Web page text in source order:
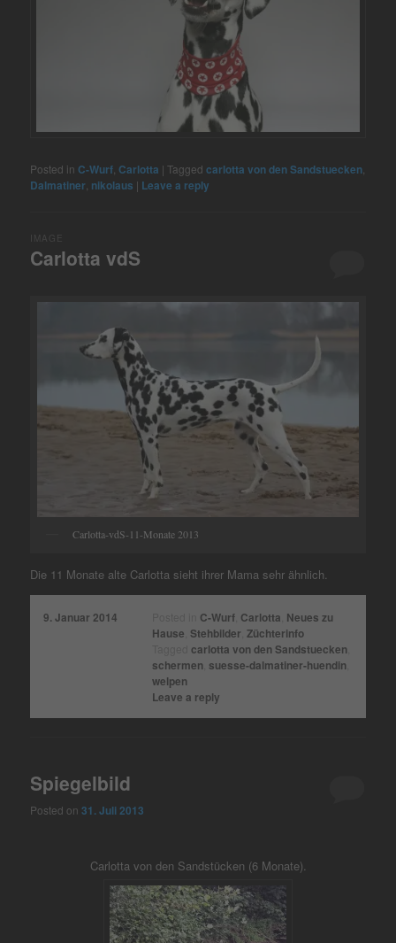
Posted in C-Wurf ,Carlotta |Tagged carlotta von den Sandstuecken
Dalmatiner nikolaus | Leave a reply
Carlotta vdS
IMAGE
Carlotta-vdS-11-Monate 2013
Die 11 Monate alte Carlotta sieht ihrer Mama sehr ähnlich.
9. Januar 2014 C-Wurf, Carlotta Neues zu
Hause Stehbilder Züchterinfo
carlotta von den Sandstuecken,
schermen, suesse-dalmatiner-huendin,
welpen
Leave a reply
Spiegelbild
Posted on31. Juli 2013
Carlotta von den Sandstücken (6 Monate).